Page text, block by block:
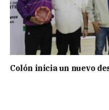
Colón inicia un nuevo